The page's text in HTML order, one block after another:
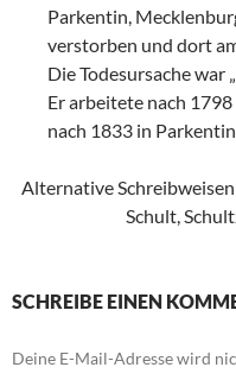
Parkentin,
verstorben und dort
Die Todesursache war
Er arbeitete nach
nach 1833 in
Alternative
Schult,
SCHREIBE EINEN
Deine E-Mail-Adresse wird